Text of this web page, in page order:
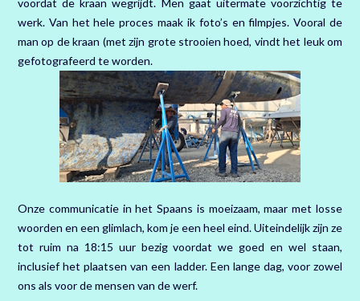
voordat de kraan wegrijdt. Men gaat uitermate voorzichtig te
werk. Van het hele proces maak ik foto’s en filmpjes. Vooral de
man op de kraan (met zijn grote strooien hoed, vindt het leuk om
gefotografeerd te worden.
Onze communicatie in het Spaans is moeizaam, maar met losse
woorden en een glimlach, kom je een heel eind. Uiteindelijk zijn ze
tot ruim na 18:15 uur bezig voordat we goed en wel staan,
inclusief het plaatsen van een ladder. Een lange dag, voor zowel
ons als voor de mensen van de werf.